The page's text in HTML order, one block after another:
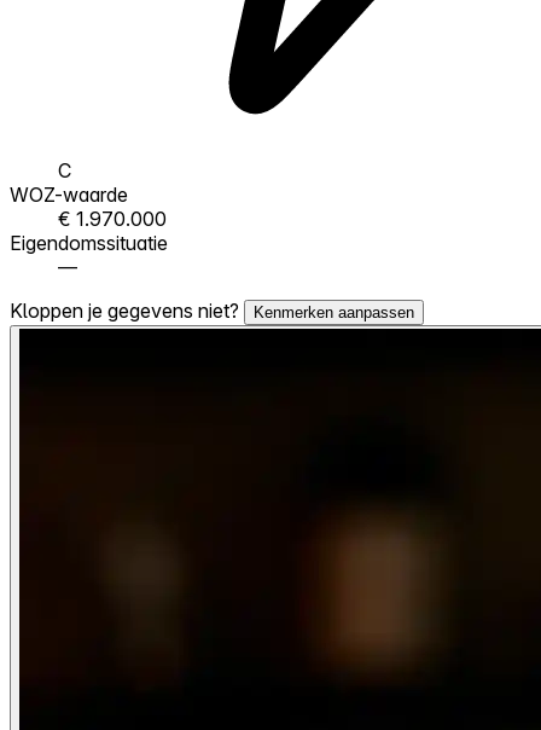
C
WOZ-waarde
€ 1.970.000
Eigendomssituatie
—
Kloppen je gegevens niet?
Kenmerken aanpassen